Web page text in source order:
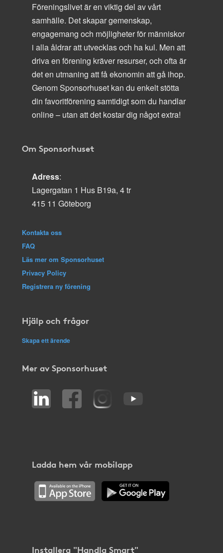
Föreningslivet är en viktig del av vårt
samhälle. Det skapar gemenskap,
engagemang och möjligheter för människor
i alla åldrar att utvecklas och ha kul. Men att
driva en förening kräver resurser, och ofta är
det en utmaning att få ekonomin att gå ihop.
Genom Sponsorhuset kan du enkelt stötta
din favoritförening samtidigt som du handlar
online – utan att det kostar dig något extra!
Om Sponsorhuset
Adress:
Lagergatan 1 Hus B19a, 4 tr
415 11 Göteborg
Kontakta oss
FAQ
Läs mer om Sponsorhuset
Privacy Policy
Registrera ny förening
Hjälp och frågor
Skapa ett ärende
Mer av Sponsorhuset
Ladda hem vår mobilapp
Installera "Handla Smart"